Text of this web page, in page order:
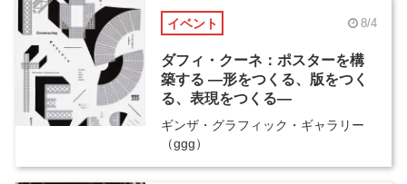
イベント 8/4
ダフィ・クーネ：ポスターを構
築する ―形をつくる、版をつく
る、表現をつくる―
ギンザ・グラフィック・ギャラリー
（ggg）